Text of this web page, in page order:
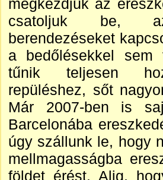
megkezdjük az
csatoljuk be,
berendezéseket
a bedőlésekkel
tűnik teljesen
repüléshez, sőt
Már 2007-ben is
Barcelonába
úgy szállunk le, hogy
mellmagasságba
földet érést. Alig,